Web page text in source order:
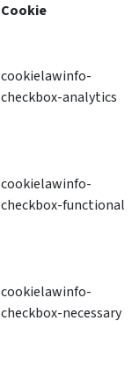
Cookie
cookielawinfo-
checkbox-analytics
cookielawinfo-
checkbox-functional
cookielawinfo-
checkbox-necessary